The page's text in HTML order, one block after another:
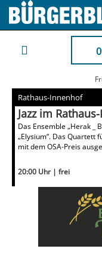
Rathaus-Innenhof
Jazz im
Das Ensemble „Herak _
„Elysium“. Das Quartett
mit dem OSA-Preis
20:00 Uhr | frei